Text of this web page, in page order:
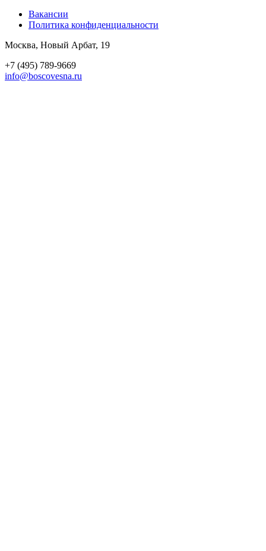
Вакансии
Политика конфиден­циальности
Москва, Новый Арбат, 19
+7 (495) 789-9669
info@boscovesna.ru